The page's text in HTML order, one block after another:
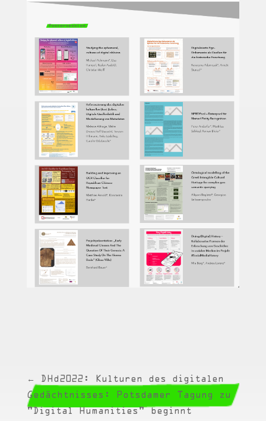
← DHd2022: Kulturen des digitalen
Gedächtnisses: Potsdamer Tagung zu
"Digital Humanities" beginnt